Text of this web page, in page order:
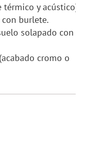
y acústico).
burlete.
solapado con
cromo o